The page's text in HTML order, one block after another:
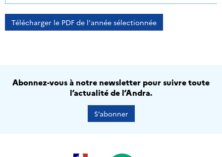
Télécharger le PDF de l'année sélectionnée
Abonnez-vous à notre newsletter pour suivre toute
l’actualité de l’Andra.
S’abonner